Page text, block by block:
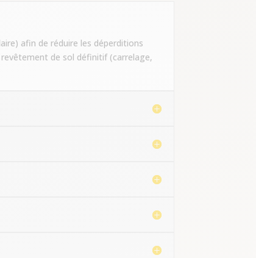
afin de réduire les déperditions
de sol définitif (carrelage,